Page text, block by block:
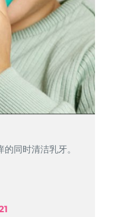
同时清洁乳牙。
同时清洁乳牙。
同时清洁乳牙。